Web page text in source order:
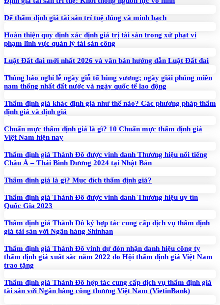
Để thẩm định giá tài sản trí tuệ đúng và minh bạch
Hoàn thiện quy định xác định giá trị tài sản trong xử phạt vi
phạm lĩnh vực quản lý tài sản công
Luật Đất đai mới nhất 2026 và văn bản hướng dẫn Luật Đất đai
Thông báo nghỉ lễ ngày giỗ tổ hùng vương; ngày giải phóng miền
nam thống nhất đất nước và ngày quốc tế lao động
Thẩm định giá khác định giá như thế nào? Các phương pháp thẩm
định giá và định giá
Chuẩn mực thẩm định giá là gì? 10 Chuẩn mực thẩm định giá
Việt Nam hiện nay
Thẩm định giá Thành Đô được vinh danh Thương hiệu nổi tiếng
Châu Á – Thái Bình Dương 2024 tại Nhật Bản
Thẩm định giá là gì? Mục đích thẩm định giá?
Thẩm định giá Thành Đô được vinh danh Thương hiệu uy tín
Quốc Gia 2023
Thẩm định giá Thành Đô ký hợp tác cung cấp dịch vụ thẩm định
giá tài sản với Ngân hàng Shinhan
Thẩm định giá Thành Đô vinh dự đón nhận danh hiệu công ty
thẩm định giá xuất sắc năm 2022 do Hội thẩm định giá Việt Nam
trao tặng
Thẩm định giá Thành Đô hợp tác cung cấp dịch vụ thẩm định giá
tài sản với Ngân hàng công thương Việt Nam (VietinBank)